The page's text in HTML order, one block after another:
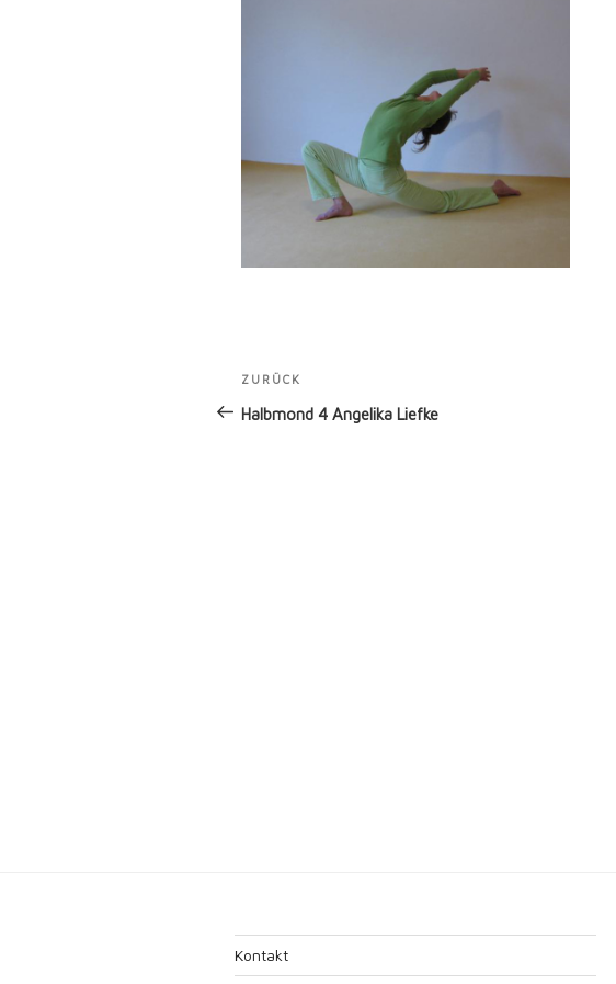
Beitragsnavigation
Vorheriger
Beitrag
ZURÜCK
Halbmond 4 Angelika Liefke
Kontakt